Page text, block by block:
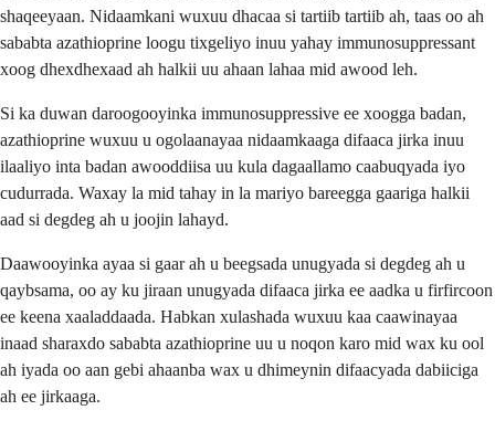
shaqeeyaan. Nidaamkani wuxuu dhacaa si tartiib tartiib ah, taas oo ah
sababta azathioprine loogu tixgeliyo inuu yahay immunosuppressant
xoog dhexdhexaad ah halkii uu ahaan lahaa mid awood leh.
Si ka duwan daroogooyinka immunosuppressive ee xoogga badan,
azathioprine wuxuu u ogolaanayaa nidaamkaaga difaaca jirka inuu
ilaaliyo inta badan awooddiisa uu kula dagaallamo caabuqyada iyo
cudurrada. Waxay la mid tahay in la mariyo bareegga gaariga halkii
aad si degdeg ah u joojin lahayd.
Daawooyinka ayaa si gaar ah u beegsada unugyada si degdeg ah u
qaybsama, oo ay ku jiraan unugyada difaaca jirka ee aadka u firfircoon
ee keena xaaladdaada. Habkan xulashada wuxuu kaa caawinayaa
inaad sharaxdo sababta azathioprine uu u noqon karo mid wax ku ool
ah iyada oo aan gebi ahaanba wax u dhimeynin difaacyada dabiiciga
ah ee jirkaaga.